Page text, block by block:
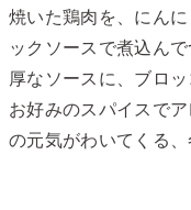
焼いた鶏肉を、にん
ックソースで煮込ん
厚なソースに、ブロ
お好みのスパイスで
の元気がわいてくる、